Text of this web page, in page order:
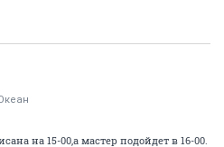
на 15-00,а мастер подойдет в 16-00.